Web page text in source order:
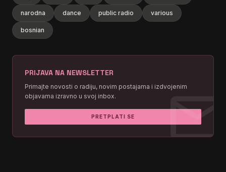
narodna dance public radio various
bosnian
PRIJAVA NA NEWSLETTER
Primajte novosti o radiju, novim postajama i izdvojenim
objavama izravno u svoj inbox.
PRETPLATI SE